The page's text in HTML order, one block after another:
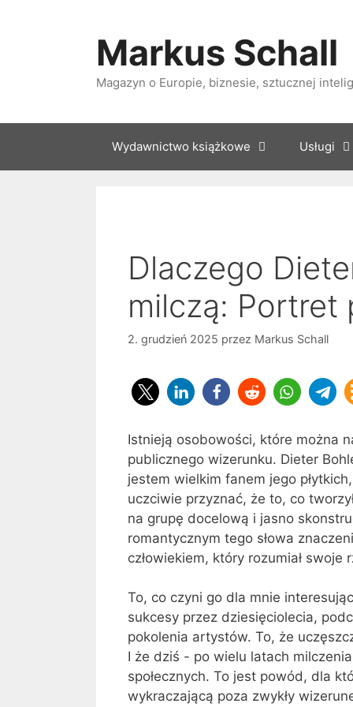
Markus Schall
Magazyn o Europie, biznesie, sztucznej
Wydawnictwo książkowe Usługi
Dlaczego
milczą: Portret
2. grudzień 2025 przez Markus Schall
Istnieją osobowości, które można
publicznego wizerunku. Dieter
jestem wielkim fanem jego
uczciwie przyznać, że to, co
na grupę docelową i jasno
romantycznym tego słowa
człowiekiem, który rozumiał
To, co czyni go dla mnie
sukcesy przez dziesięciolecia,
pokolenia artystów. To, że
I że dziś - po wielu latach
społecznych. To jest powód, dla
wykraczającą poza zwykły